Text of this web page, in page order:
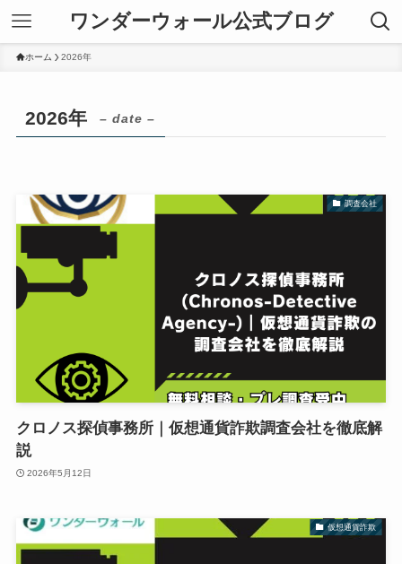
ワンダーウォール公式ブログ
ホーム 2026年
2026年 – date –
調査会社
クロノス探偵事務所｜仮想通貨詐欺調査会社を徹底解
説
2026年5月12日
仮想通貨詐欺